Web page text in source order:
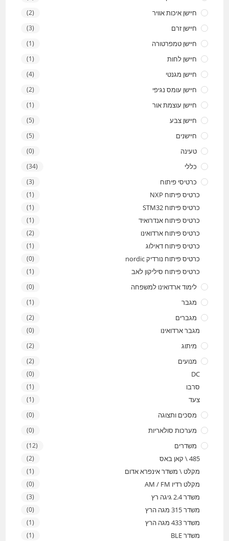
חיישן איכות אוויר (2)
חיישן זרם (3)
חיישן טמפרטורה (1)
חיישן לחות (1)
חיישן מגנטי (4)
חיישן עומס נגיפי (2)
חיישן עוצמת אור (1)
חיישן צבע (5)
חיישנים (5)
טעינה (0)
כללי (34)
כרטיסי פיתוח (3)
כרטיס פיתוח NXP (1)
כרטיס פיתוח STM32 (1)
כרטיס פיתוח אנדרואיד (1)
כרטיס פיתוח ארדואינו (2)
כרטיס פיתוח דאילוג (1)
כרטיס פיתוח נורדיק nordic (0)
כרטיס פיתוח סיליקון לאב (1)
לימוד ארדואינו למשפחה (0)
מגבר (1)
מגברים (2)
מגבר ארדואינו (0)
מיתוג (2)
מנועים (2)
DC
(0)
סרבו (1)
צעד (1)
מסכים ותצוגה (0)
מערכות סולאריות (0)
משדרים (12)
485 \ קאן באס (2)
מקלט \ משדר אינפרא אדום (1)
מקלט רדיו AM / FM (0)
משדר 2.4 גיגה רץ (3)
משדר 315 מגה הרץ (0)
משדר 433 מגה הרץ (1)
משדר BLE (1)